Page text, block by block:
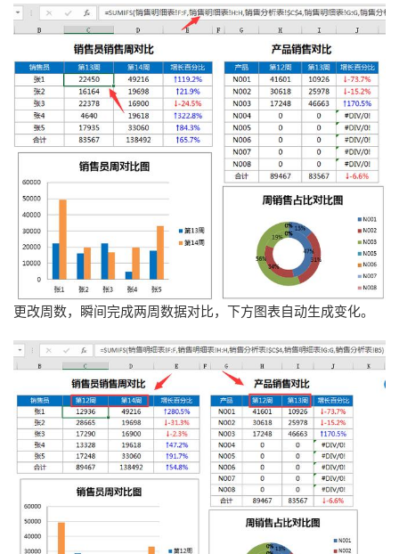
更改周数，瞬间完成两周数据对比，下方图表自动生成变化。